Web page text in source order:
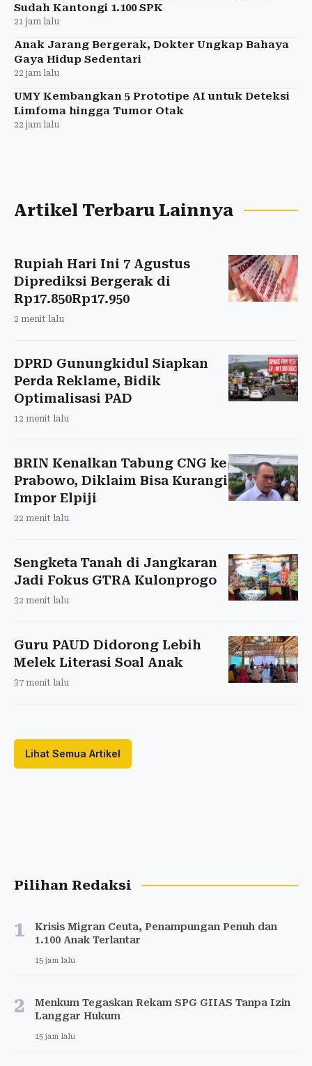
Sudah Kantongi 1.100 SPK
21 jam lalu
Anak Jarang Bergerak, Dokter Ungkap Bahaya
Gaya Hidup Sedentari
22 jam lalu
UMY Kembangkan 5 Prototipe AI untuk Deteksi
Limfoma hingga Tumor Otak
22 jam lalu
Artikel Terbaru Lainnya
Rupiah Hari Ini 7 Agustus
Diprediksi Bergerak di
Rp17.850Rp17.950
2 menit lalu
DPRD Gunungkidul Siapkan
Perda Reklame, Bidik
Optimalisasi PAD
12 menit lalu
BRIN Kenalkan Tabung CNG ke
Prabowo, Diklaim Bisa Kurangi
Impor Elpiji
22 menit lalu
Sengketa Tanah di Jangkaran
Jadi Fokus GTRA Kulonprogo
32 menit lalu
Guru PAUD Didorong Lebih
Melek Literasi Soal Anak
37 menit lalu
Lihat Semua Artikel
Pilihan Redaksi
1
Krisis Migran Ceuta, Penampungan Penuh dan
1.100 Anak Terlantar
15 jam lalu
2
Menkum Tegaskan Rekam SPG GIIAS Tanpa Izin
Langgar Hukum
15 jam lalu